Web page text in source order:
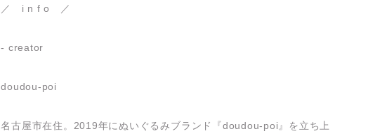
／ i n f o ／
- creator
doudou-poi
名古屋市在住。2019年にぬいぐるみブランド『doudou-poi』を立ち上